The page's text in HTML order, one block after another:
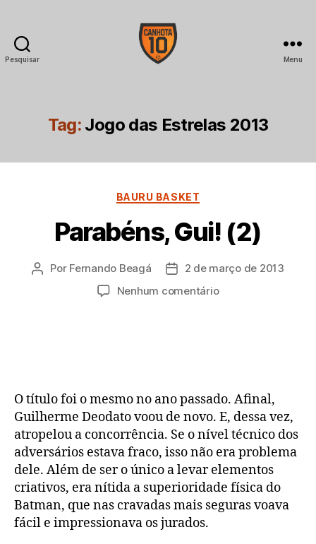
Pesquisar Menu
Tag: Jogo das Estrelas 2013
Categorias
BAURU BASKET
Parabéns, Gui! (2)
Autor
Por Fernando Beagá
Data2 de março de 2013
Nenhum comentárioem
O título foi o mesmo no ano passado. Afinal,
Guilherme Deodato voou de novo. E, dessa vez,
atropelou a concorrência. Se o nível técnico dos
adversários estava fraco, isso não era problema
dele. Além de ser o único a levar elementos
criativos, era nítida a superioridade física do
Batman, que nas cravadas mais seguras voava
fácil e impressionava os jurados.